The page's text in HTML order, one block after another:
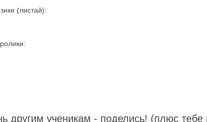
(листай):
другим ученикам - поделись! (плюс тебе